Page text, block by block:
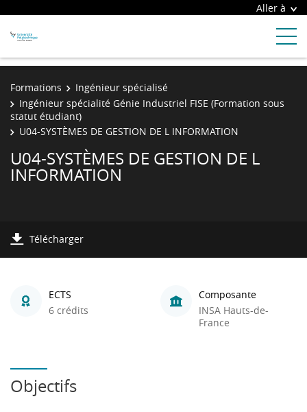
Aller à
Formations
Ingénieur spécialisé
Ingénieur spécialité Génie Industriel FISE (Formation sous
statut étudiant)
U04-SYSTÈMES DE GESTION DE L INFORMATION
U04-SYSTÈMES DE GESTION DE L
INFORMATION
Télécharger
ECTS
6 crédits
Composante
INSA Hauts-de-
France
Objectifs